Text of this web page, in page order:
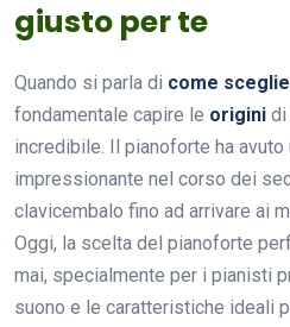
giusto per te
Quando si parla di come
fondamentale capire le origini di
incredibile. Il pianoforte ha avuto
impressionante nel corso dei
clavicembalo fino ad arrivare ai
Oggi, la scelta del pianoforte
mai, specialmente per i pianisti
suono e le caratteristiche ideali